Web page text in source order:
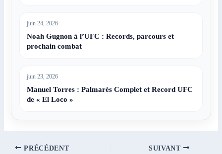
juin 24, 2026
Noah Gugnon à l’UFC : Records, parcours et
prochain combat
juin 23, 2026
Manuel Torres : Palmarès Complet et Record UFC
de « El Loco »
PRÉCÉDENT SUIVANT